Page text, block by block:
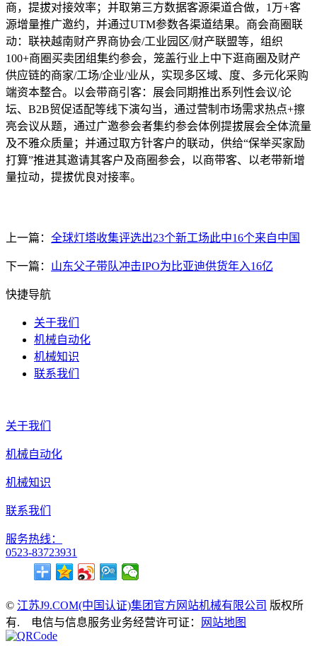
商，提拔对接效率；并取第三方数据客源渠道合做，1万+客
源增量推广邀约，并通过UTM参数各渠道结果。商会商圈联
动：联袂越南财产界商协会/工业园区/财产联盟等，组织
100+商圈买卖团组集约参会，笼盖行业上中下逛商圈及财产
供应链的商家/工场/企业/业从，实现多区域、度、多元化采购
端资本整合。以会带商引客：展会同期推出系列性会议/论
坛、B2B贸促适配等线下演勾当，通过营制市场需求热点+擦
亮会议从题，通过广邀参会者集约参会体例提拔展会全体流量
及不雅众质量；并通过取方针客户的联动，供给“保举买家励
打算”推进其邀请其客户及商圈参会，以商带客、以老带新增
量拉动，提拔优良对接率。
上一篇： 全球灯塔收集评选出23个新工场此中16个来自中国
下一篇： 山东父子带队冲击IPO为比亚迪供货年入16亿
快捷导航
关于我们
机械自动化
机械知识
联系我们
关于我们
机械自动化
机械知识
联系我们
服务热线：
0523-83723931
© 江苏J9.COM(中国认证)集团官方网站机械有限公司 版权所
有. 电信与信息服务业务经营许可证：
网站地图